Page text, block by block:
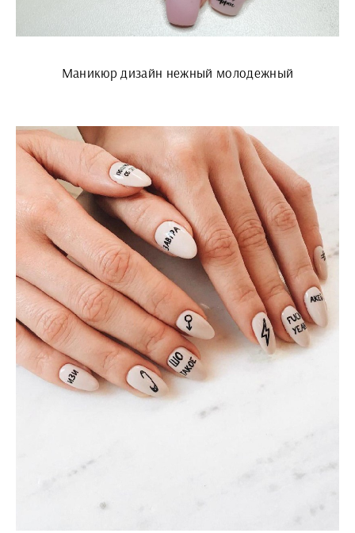
Маникюр дизайн нежный молодежный